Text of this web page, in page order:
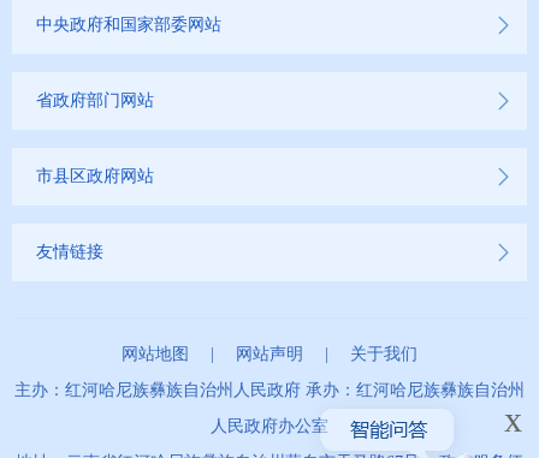
中央政府和国家部委网站
省政府部门网站
市县区政府网站
友情链接
网站地图 网站声明
关于我们
主办：红河哈尼族彝族自治州人民政府 承办：红河哈尼族彝族自治州
人民政府办公室
x